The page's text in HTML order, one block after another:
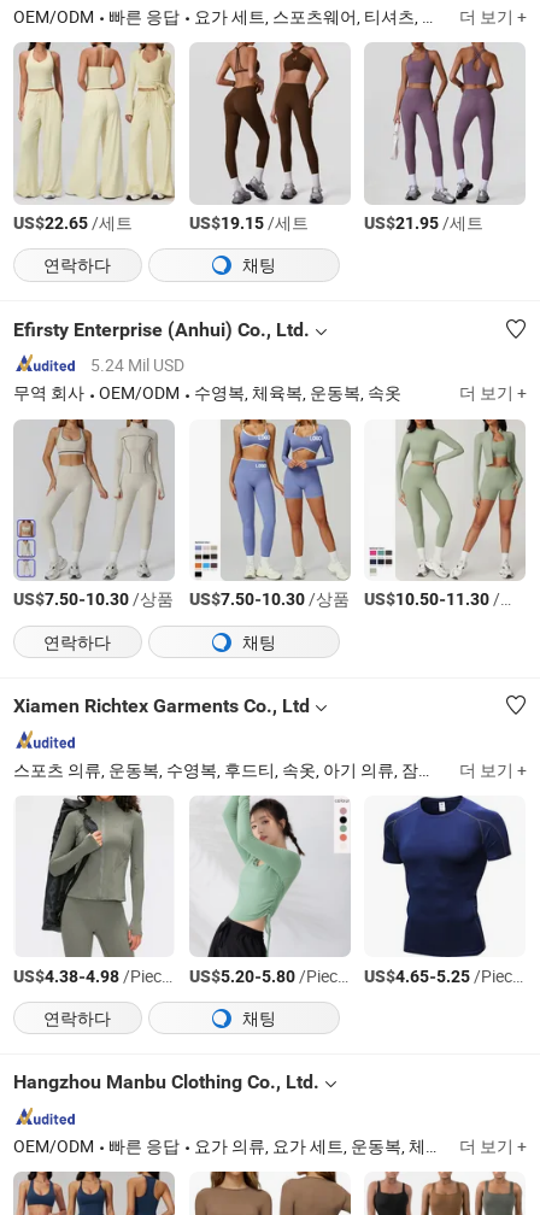
OEM/ODM 빠른 응답 요가 세트, 스포츠웨어, 티셔츠, 요가복, 운동복, 레깅스, 후드티, 축구 저지, 재킷, 여성 의류 더 보기 +
US$22.65/세트 US$19.15/세트 US$21.95/세트
연락하다
채팅
Efirsty Enterprise (Anhui) Co., Ltd.
5.24 Mil USD
무역 회사
OEM/ODM 수영복, 체육복, 운동복, 속옷 더 보기 +
US$7.50-10.30/상품 US$7.50-10.30/상품 US$10.50-11.30/상품
연락하다
채팅
Xiamen Richtex Garments Co., Ltd
더 보기 +
US$4.38-4.98/Pieces US$5.20-5.80/Pieces US$4.65-5.25/Pieces
연락하다
채팅
Hangzhou Manbu Clothing Co., Ltd.
OEM/ODM 빠른 응답 요가 의류, 요가 세트, 운동복, 체육관 세트, 피트니스 의류, 요가 점프수트, 요가 브라, 요가 레깅스, 스키 의류, 아웃도어 의류 더 보기 +